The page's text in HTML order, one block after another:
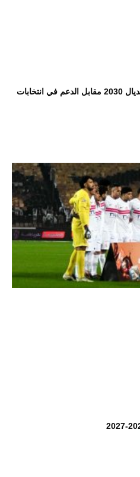
إنفانتينو يقايض المغرب: نهائي مونديال 2030 مقابل الدعم في انتخابات